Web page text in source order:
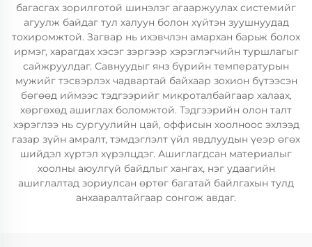
багасгах зорилготой шинэлэг агааржуулах системийг
агуулж байдаг тул халуун болон хүйтэн зуушнуудад
тохиромжтой. Загвар нь ихэвчлэн амархан барьж болох
ирмэг, харагдах хэсэг зэргээр хэрэглэгчийн туршлагыг
сайжруулдаг. Савнуудыг янз бүрийн температурын
мужийг тэсвэрлэх чадвартай байхаар зохион бүтээсэн
бөгөөд иймээс тэдгээрийг микроталбайгаар халаах,
хөргөхөд ашиглах боломжтой. Тэдгээрийн олон талт
хэрэглээ нь сургуулийн цай, оффисын хоолноос эхлээд
газар зүйн амралт, тэмдэглэлт үйл явдлуудын үеэр өгөх
шийдэл хүртэл хүрэлцдэг. Ашиглагдсан материалыг
хоолны аюулгүй байдлыг хангах, нэг удаагийн
ашиглалтад зориулсан өртөг багатай байлгахын тулд
анхааралтайгаар сонгож авдаг.